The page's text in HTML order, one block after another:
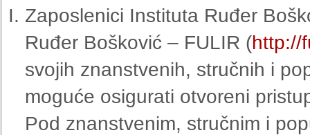
Zaposlenici Instituta Ruđer
Ruđer Bošković – FULIR (http://
svojih znanstvenih, stručnih i
moguće osigurati otvoreni
Pod znanstvenim, stručnim i